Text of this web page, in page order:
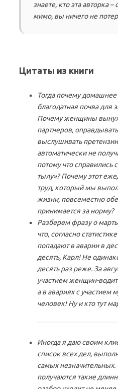
знаете, кто эта авторка
мимо, вы ничего не
Цитаты из книги
Тогда почему домашнее
благодатная почва для
Почему женщины
партнеров,
выслушивать
автоматически не
потому что справились
тылу»? Почему этот
труд, который мы
жизни, повсеместно
принимается за норму?
Разберем фразу о
что, согласно
попадают в аварии в
десять, Карл! Не
десять раз реже. За
участием женщин-
а в авариях с участием
человек! Ну и кто тут
Иногда я даю своим
список всех дел,
самых
получаются такие